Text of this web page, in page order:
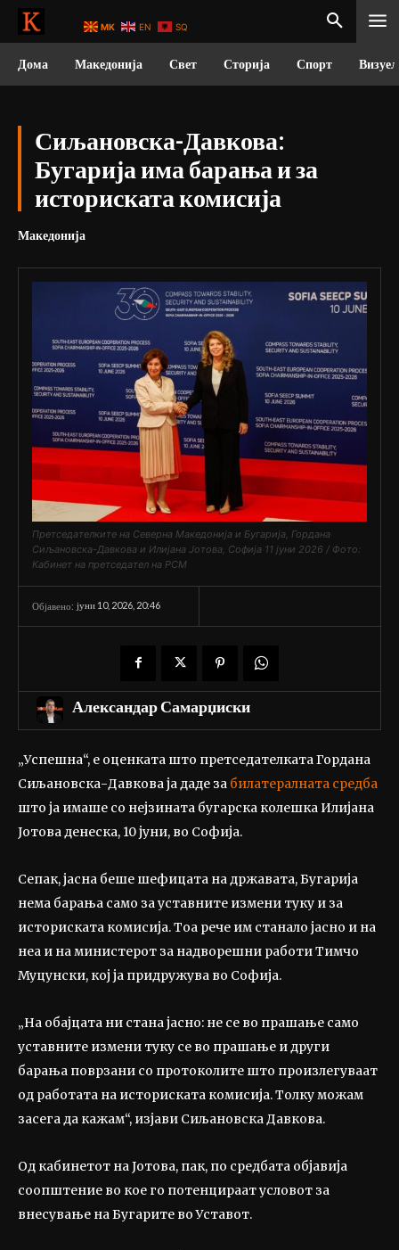
Дома Македонија Свет Сторија Спорт
Сиљановска-Давкова:
Бугарија има барања и за
историската комисија
Македонија
Претседателките на Северна Македонија и Бугарија, Гордана
Сиљановска-Давкова и Илијана Јотова, Софија 11 јуни 2026 / Фото:
Кабинет на претседател на РСМ
Објавено: јуни 10, 2026, 20:46
Александар Самарџиски
„Успешна“, е оценката што претседателката Гордана
Сиљановска-Давкова ја даде за билатералната средба
што ја имаше со нејзината бугарска колешка Илијана
Јотова денеска, 10 јуни, во Софија.
Сепак, јасна беше шефицата на државата, Бугарија
нема барања само за уставните измени туку и за
историската комисија. Тоа рече им станало јасно и на
неа и на министерот за надворешни работи Тимчо
Муцунски, кој ја придружува во Софија.
„На обајцата ни стана јасно: не се во прашање само
уставните измени туку се во прашање и други
барања поврзани со протоколите што произлегуваат
од работата на историската комисија. Толку можам
засега да кажам“, изјави Сиљановска Давкова.
Од кабинетот на Јотова, пак, по средбата објавија
соопштение во кое го потенцираат условот за
внесување на Бугарите во Уставот.
MK EN SQ